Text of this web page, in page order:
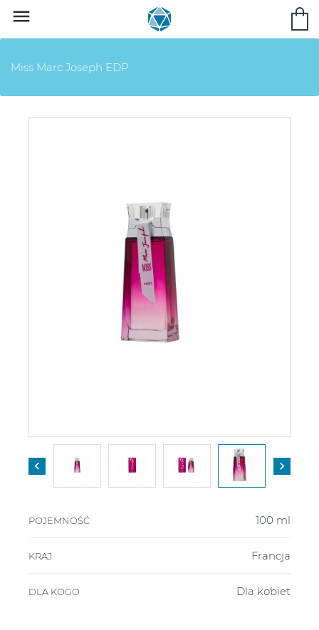

Miss Marc Joseph EDP
 
POJEMNOŚĆ 100 ml
KRAJ Francja
DLA KOGO Dla kobiet